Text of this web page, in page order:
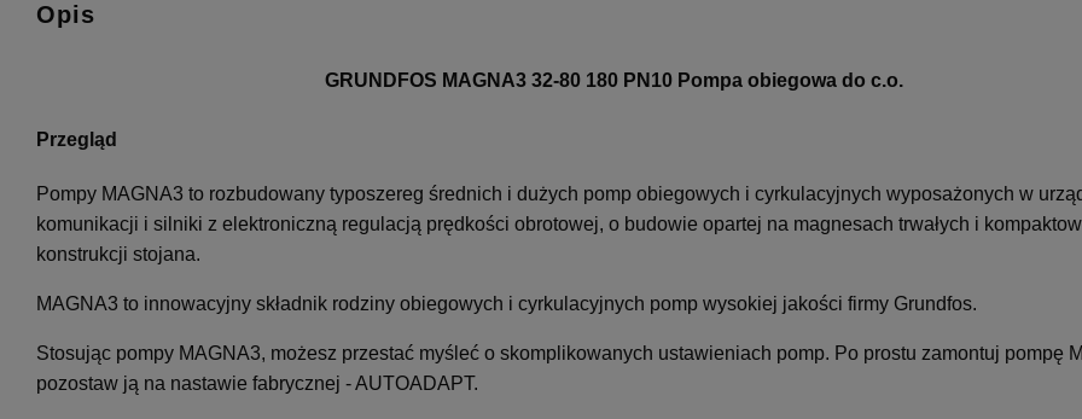
Opis
GRUNDFOS MAGNA3 32-80 180 PN10 Pompa obiegowa do c.o.
Przegląd
Pompy MAGNA3 to rozbudowany typoszereg średnich i dużych pomp obiegowych i cyrkulacyjnych wyposażonych w
komunikacji i silniki z elektroniczną regulacją prędkości obrotowej, o budowie opartej na magnesach trwałych i
konstrukcji stojana.
MAGNA3 to innowacyjny składnik rodziny obiegowych i cyrkulacyjnych pomp wysokiej jakości firmy Grundfos.
Stosując pompy MAGNA3, możesz przestać myśleć o skomplikowanych ustawieniach pomp. Po prostu zamontuj pompę
pozostaw ją na nastawie fabrycznej - AUTOADAPT.